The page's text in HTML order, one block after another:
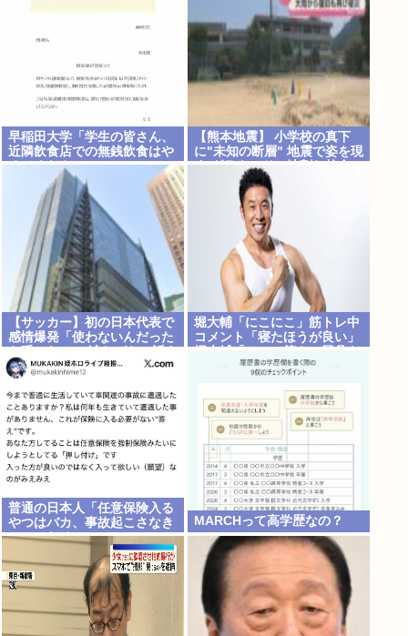
早稲田大学「学生の皆さん、
近隣飲食店での無銭飲食はや
めてください」
【熊本地震】 小学校の真下
に"未知の断層" 地震で姿を現
す グラウンドに地割れ校舎に
亀裂 八代市
【サッカー】初の日本代表で
感情爆発「使わないんだった
「俺を何で選んだんだ？」ス
トライカーの意地
堀大輔「にこにこ」筋トレ中
コメント「寝たほうが良い」
普通の日本人「任意保険入る
やつはバカ、事故起こさなき
ゃいいだけ」
MARCHって高学歴なの？